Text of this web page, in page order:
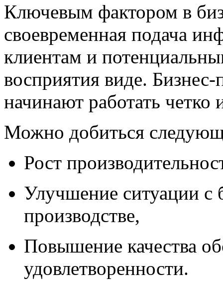
Ключевым фактором в
своевременная подача
клиентам и
восприятия виде.
начинают работать четко
Можно добиться
Рост
Улучшение ситуации с
производстве,
Повышение качества
удовлетворенности.